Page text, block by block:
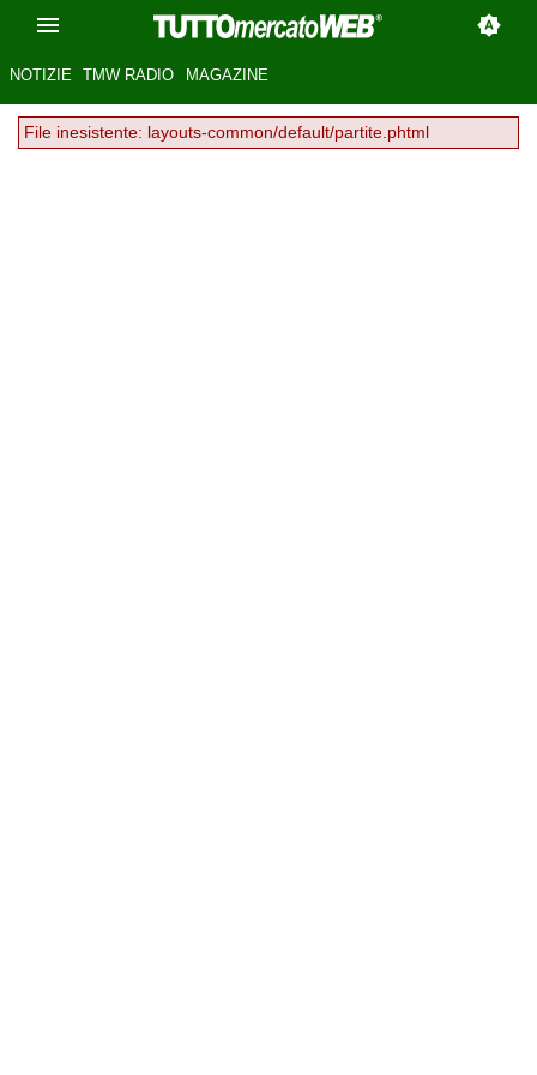
NOTIZIE TMW RADIO MAGAZINE
File inesistente: layouts-common/default/partite.phtml